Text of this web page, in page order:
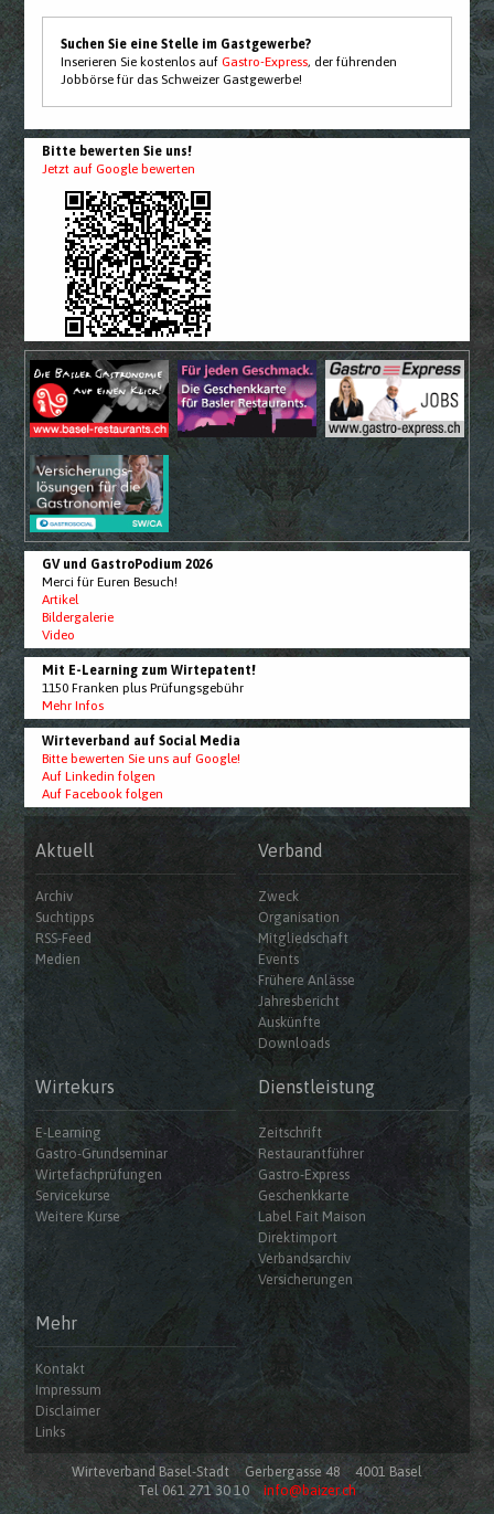
Suchen Sie eine Stelle im Gastgewerbe?
Inserieren Sie kostenlos aufGastro-Express, der führenden
Jobbörse für das Schweizer Gastgewerbe!
Bitte bewerten Sie uns!
Jetzt auf Google bewerten
GV und GastroPodium 2026
Merci für Euren Besuch!
Artikel
Bildergalerie
Video
Mit E-Learning zum Wirtepatent!
1150 Franken plus Prüfungsgebühr
Mehr Infos
Wirteverband auf Social Media
Bitte bewerten Sie uns auf Google!
Auf Linkedin folgen
Auf Facebook folgen
Aktuell
Archiv
Suchtipps
RSS-Feed
Medien
Verband
Zweck
Organisation
Mitgliedschaft
Events
Frühere Anlässe
Jahresbericht
Auskünfte
Downloads
Wirtekurs
E-Learning
Gastro-Grundseminar
Wirtefachprüfungen
Servicekurse
Weitere Kurse
Dienstleistung
Zeitschrift
Restaurantführer
Gastro-Express
Geschenkkarte
Label Fait Maison
Direktimport
Verbandsarchiv
Versicherungen
Mehr
Kontakt
Impressum
Disclaimer
Links
Wirteverband Basel-Stadt Gerbergasse 48
4001 Basel
Tel 061 271 30 10
info@baizer.ch